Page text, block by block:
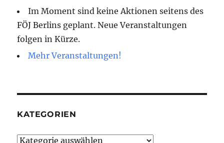
Im Moment sind keine Aktionen seitens des
FÖJ Berlins geplant. Neue Veranstaltungen
folgen in Kürze.
Mehr Veranstaltungen!
KATEGORIEN
Kategorien